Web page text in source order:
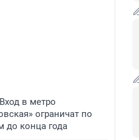
Вход в метро
ограничат по
до конца года